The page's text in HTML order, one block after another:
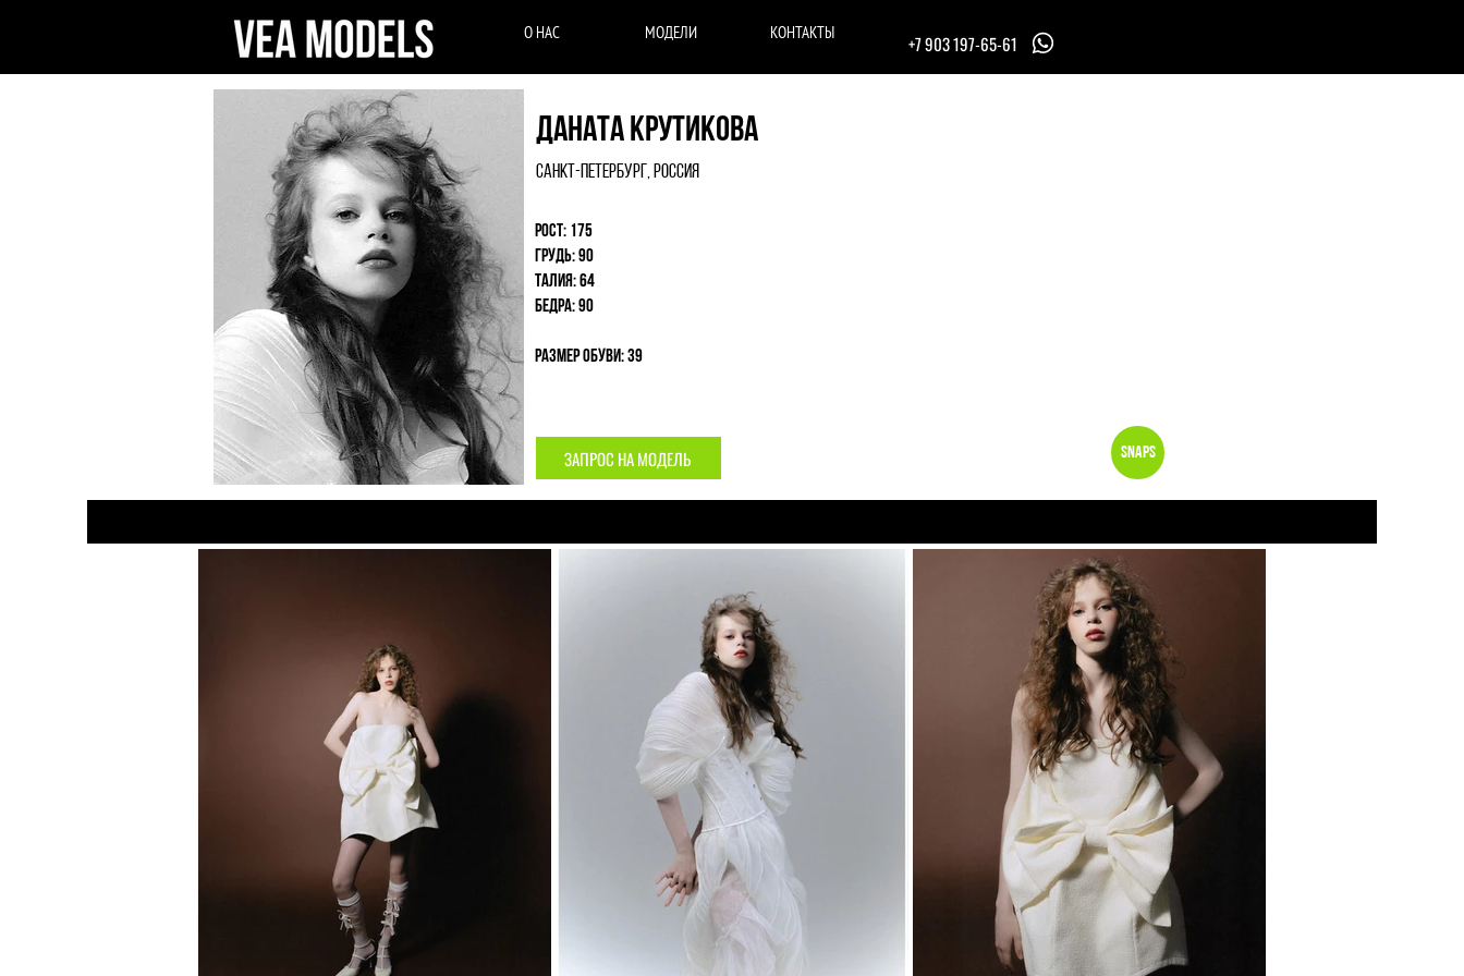
О НАС МОДЕЛИ КОНТАКТЫ +7 903 197-65-61
Даната Крутикова
Санкт-Петербург, Россия
Рост: 175
Грудь: 90
Талия: 64
Бедра: 90
Размер обуви: 39
ЗАПРОС НА МОДЕЛЬ Snaps